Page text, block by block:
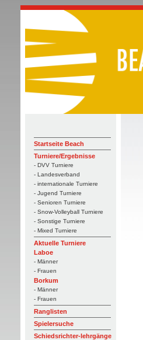
Startseite Beach
Turniere/Ergebnisse
- DVV Turniere
- Landesverband
- internationale Turniere
- Jugend Turniere
- Senioren Turniere
- Snow-Volleyball Turniere
- Sonstige Turniere
- Mixed Turniere
Aktuelle Turniere
Laboe
- Männer
- Frauen
Borkum
- Männer
- Frauen
Ranglisten
Spielersuche
Schiedsrichter-lehrgänge